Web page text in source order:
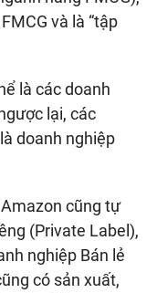
và là “tập
là các doanh
lại, các
doanh nghiệp
cũng tự
(Private Label),
nghiệp Bán lẻ
có sản xuất,